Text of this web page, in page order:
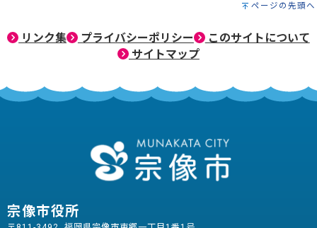
ページの先頭へ
リンク集 プライバシーポリシー
このサイトについて
サイトマップ
宗像市役所